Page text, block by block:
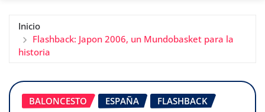
Inicio
Flashback: Japon 2006, un Mundobasket para la
historia
BALONCESTO ESPAÑA FLASHBACK